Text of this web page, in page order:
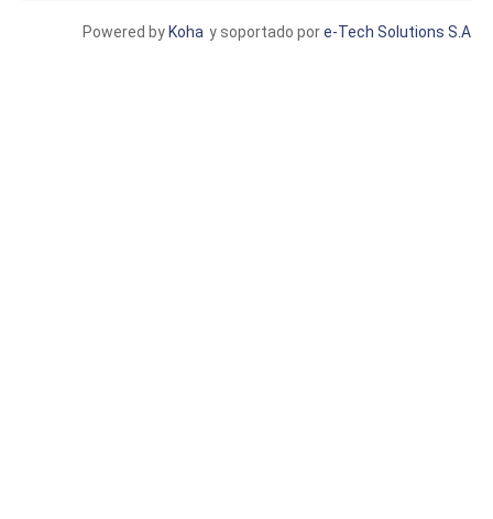
y soportado pore-Tech Solutions S.A
Powered by Koha